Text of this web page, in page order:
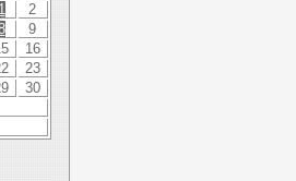
1
2
9
16
23
30